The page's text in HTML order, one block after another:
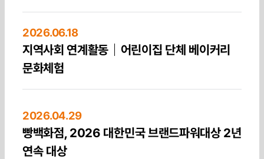
2026.06.18
지역사회 연계활동｜어린이집 단체 베이커리
문화체험
2026.04.29
빵백화점, 2026 대한민국 브랜드파워대상 2년
연속 대상